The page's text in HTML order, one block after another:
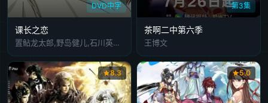
DVD中字
课长之恋
置鲇龙太郎,野岛健儿,石川英郎,神谷浩史
第3集
茶啊二中第六季
王博文
8.3 5.0